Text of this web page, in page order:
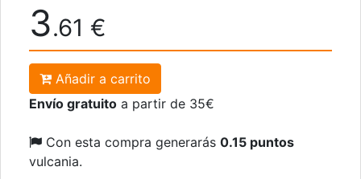
3.61 €
Añadir a carrito
Envío gratuito a partir de 35€
Con esta compra generarás 0.15 puntos
vulcania.